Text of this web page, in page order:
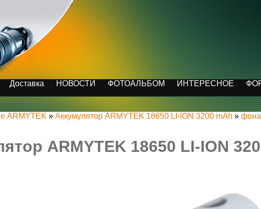
Доставка НОВОСТИ ФОТОАЛЬБОМ ИНТЕРЕСНОЕ
ARMYTEK » Аккумулятор ARMYTEK 18650 LI-ION 3200 mAh »
ARMYTEK 18650 LI-ION